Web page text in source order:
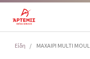
Είδη ΜΑΧΑΙΡΙ MULTI